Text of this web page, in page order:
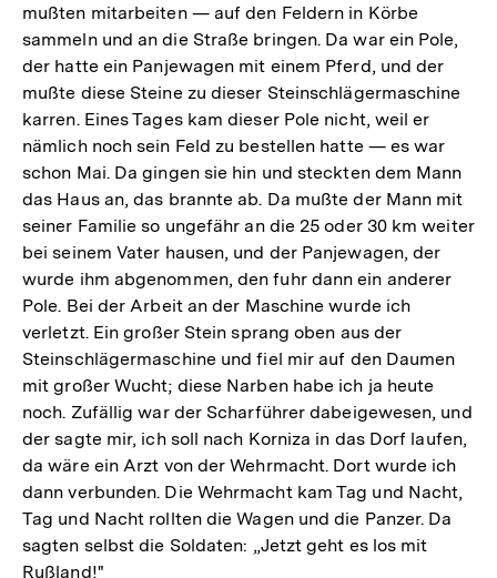
mußten mitarbeiten — auf den Feldern in Körbe
sammeln und an die Straße bringen. Da war ein Pole,
der hatte ein Panjewagen mit einem Pferd, und der
mußte diese Steine zu dieser Steinschlägermaschine
karren. Eines Tages kam dieser Pole nicht, weil er
nämlich noch sein Feld zu bestellen hatte — es war
schon Mai. Da gingen sie hin und steckten dem Mann
das Haus an, das brannte ab. Da mußte der Mann mit
seiner Familie so ungefähr an die 25 oder 30 km weiter
bei seinem Vater hausen, und der Panjewagen, der
wurde ihm abgenommen, den fuhr dann ein anderer
Pole. Bei der Arbeit an der Maschine wurde ich
verletzt. Ein großer Stein sprang oben aus der
Steinschlägermaschine und fiel mir auf den Daumen
mit großer Wucht; diese Narben habe ich ja heute
noch. Zufällig war der Scharführer dabeigewesen, und
der sagte mir, ich soll nach Korniza in das Dorf laufen,
da wäre ein Arzt von der Wehrmacht. Dort wurde ich
dann verbunden. Die Wehrmacht kam Tag und Nacht,
Tag und Nacht rollten die Wagen und die Panzer. Da
sagten selbst die Soldaten: „Jetzt geht es los mit
Rußland!"